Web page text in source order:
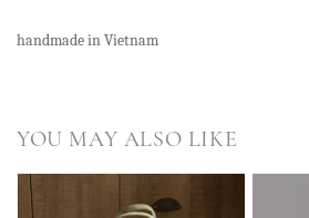
handmade in Vietnam
YOU MAY ALSO LIKE